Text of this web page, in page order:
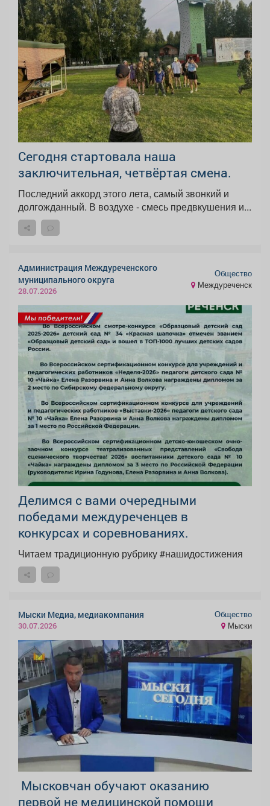
Сегодня стартовала наша
заключительная, четвёртая смена.
Последний аккорд этого лета, самый звонкий и
долгожданный. В воздухе - смесь предвкушения и...
Администрация Междуреченского
муниципального округа
28.07.2026
Общество
Междуреченск
Делимся с вами очередными
победами междуреченцев в
конкурсах и соревнованиях.
Читаем традиционную рубрику #нашидостижения
Мыски Медиа, медиакомпания
30.07.2026
Общество
Мыски
Мысковчан обучают оказанию
первой не медицинской помощи